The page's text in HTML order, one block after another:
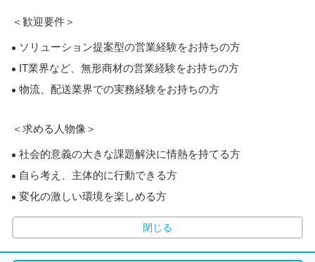
＜歓迎要件＞
ソリューション提案型の営業経験をお持ちの方
IT業界など、無形商材の営業経験をお持ちの方
物流、配送業界での実務経験をお持ちの方
＜求める人物像＞
社会的意義の大きな課題解決に情熱を持てる方
自ら考え、主体的に行動できる方
変化の激しい環境を楽しめる方
閉じる